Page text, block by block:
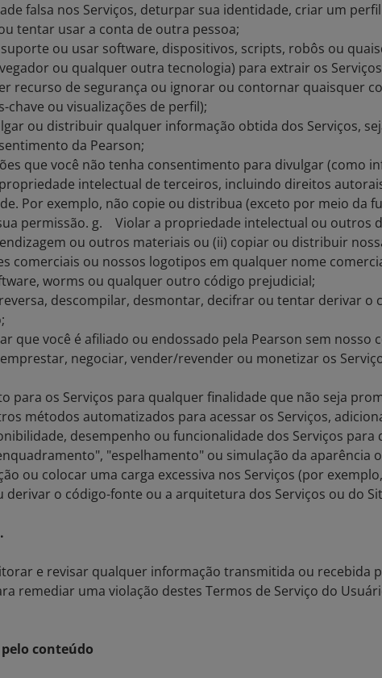
falsa nos Serviços, deturpar sua identidade, criar um
tentar usar a conta de outra pessoa;
ou usar software, dispositivos, scripts, robôs ou
ou qualquer outra tecnologia) para extrair os
de segurança ou ignorar ou contornar quaisquer
chave ou visualizações de perfil);
ou distribuir qualquer informação obtida dos Serviços,
da Pearson;
que você não tenha consentimento para divulgar (como
intelectual de terceiros, incluindo direitos
Por exemplo, não copie ou distribua (exceto por meio da
permissão. g. Violar a propriedade intelectual ou outros
ou outros materiais ou (ii) copiar ou distribuir
comerciais ou nossos logotipos em qualquer nome
worms ou qualquer outro código prejudicial;
descompilar, desmontar, decifrar ou tentar derivar o
que você é afiliado ou endossado pela Pearson sem nosso
negociar, vender/revender ou monetizar os
para os Serviços para qualquer finalidade que não seja
métodos automatizados para acessar os Serviços,
desempenho ou funcionalidade dos Serviços para
"espelhamento" ou simulação da aparência
ou colocar uma carga excessiva nos Serviços (por
o código-fonte ou a arquitetura dos Serviços ou do
e revisar qualquer informação transmitida ou recebida
remediar uma violação destes Termos de Serviço do
conteúdo